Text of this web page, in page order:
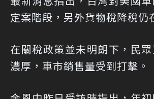
定案階段，另外貨物稅降稅仍
在關稅政策並未明朗下，民
濃厚，車市銷售量受到打擊。